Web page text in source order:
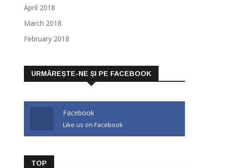
April 2018
March 2018
February 2018
URMĂREȘTE-NE ȘI PE FACEBOOK
Facebook
Like us on Facebook
TOP